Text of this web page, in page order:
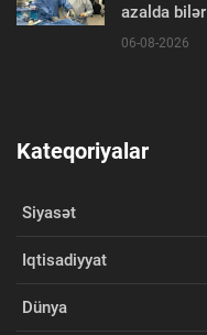
azalda bilər
06-08-2026
Kateqoriyalar
Siyasət
Iqtisadiyyat
Dünya